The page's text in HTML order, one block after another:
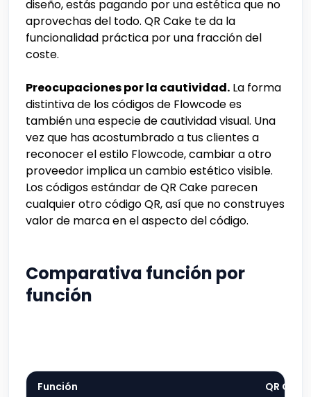
diseño, estás pagando por una estética que no
aprovechas del todo. QR Cake te da la
funcionalidad práctica por una fracción del
coste.
Preocupaciones por la cautividad. La forma
distintiva de los códigos de Flowcode es
también una especie de cautividad visual. Una
vez que has acostumbrado a tus clientes a
reconocer el estilo Flowcode, cambiar a otro
proveedor implica un cambio estético visible.
Los códigos estándar de QR Cake parecen
cualquier otro código QR, así que no construyes
valor de marca en el aspecto del código.
Comparativa función por
función
Función QR Cake